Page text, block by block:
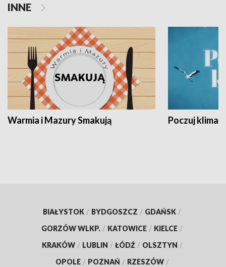
INNE
Warmia i Mazury Smakują Poczuj klimat
BIAŁYSTOK / BYDGOSZCZ / GDAŃSK /
GORZÓW WLKP. / KATOWICE / KIELCE /
KRAKÓW / LUBLIN / ŁÓDŹ / OLSZTYN /
OPOLE / POZNAŃ / RZESZÓW /